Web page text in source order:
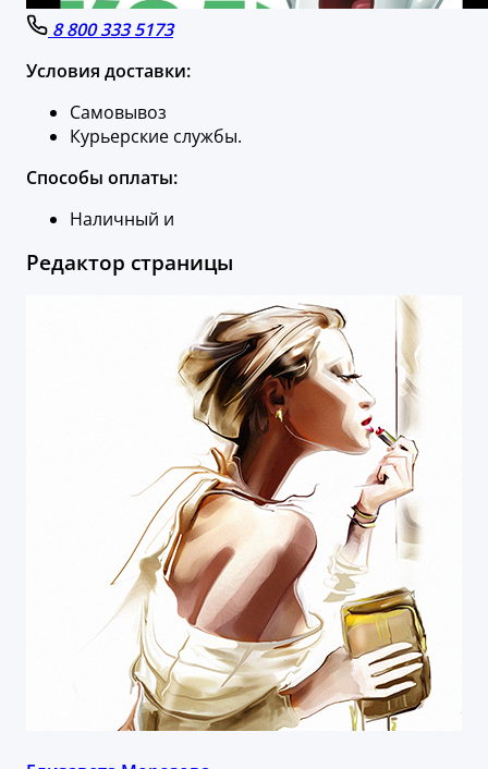
8 800 333 5173
Условия доставки:
Самовывоз
Курьерские службы.
Способы оплаты:
Наличный и
Редактор страницы